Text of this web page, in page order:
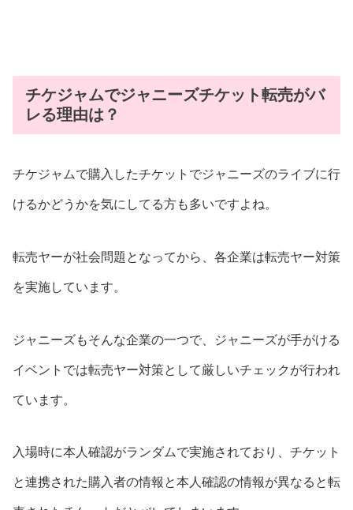
チケジャムでジャニーズチケット転売がバ
レる理由は？
チケジャムで購入したチケットでジャニーズのライブに行
けるかどうかを気にしてる方も多いですよね。
転売ヤーが社会問題となってから、各企業は転売ヤー対策
を実施しています。
ジャニーズもそんな企業の一つで、ジャニーズが手がける
イベントでは転売ヤー対策として厳しいチェックが行われ
ています。
入場時に本人確認がランダムで実施されており、チケット
と連携された購入者の情報と本人確認の情報が異なると転